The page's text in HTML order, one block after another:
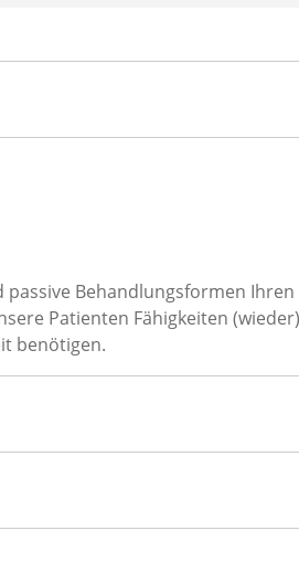
Behandlungsformen Ihren
Patienten Fähigkeiten
benötigen.